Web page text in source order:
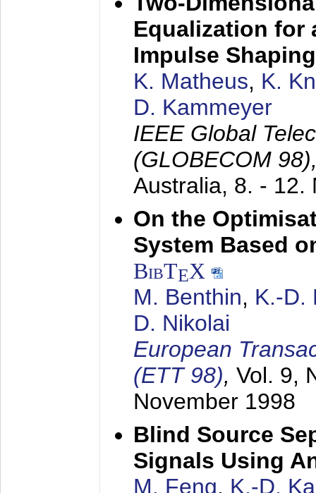
Equalization for
Impulse
K. Matheus, K.
D. Kammeyer
IEEE Global
(GLOBECOM
Australia, 8. - 12.
On the
System Based
BibTEX
M. Benthin, K.-D.
D. Nikolai
European
(ETT 98), Vol. 9,
November 1998
Blind Source
Signals Using
M. Feng, K.-D.